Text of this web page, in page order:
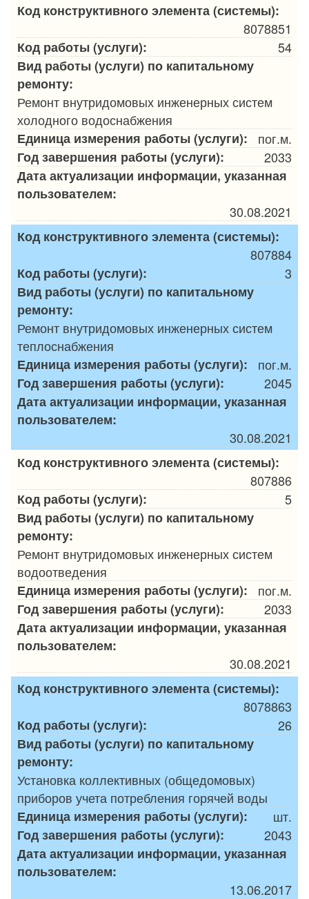
Код конструктивного элемента (системы):
8078851
Код работы (услуги):
54
Вид работы (услуги) по капитальному
ремонту:
Ремонт внутридомовых инженерных систем
холодного водоснабжения
Единица измерения работы (услуги):
пог.м.
Год завершения работы (услуги):
2033
Дата актуализации информации, указанная
пользователем:
30.08.2021
Код конструктивного элемента (системы):
807884
Код работы (услуги):
3
Вид работы (услуги) по капитальному
ремонту:
Ремонт внутридомовых инженерных систем
теплоснабжения
Единица измерения работы (услуги):
пог.м.
Год завершения работы (услуги):
2045
Дата актуализации информации, указанная
пользователем:
30.08.2021
Код конструктивного элемента (системы):
807886
Код работы (услуги):
5
Вид работы (услуги) по капитальному
ремонту:
Ремонт внутридомовых инженерных систем
водоотведения
Единица измерения работы (услуги):
пог.м.
Год завершения работы (услуги):
2033
Дата актуализации информации, указанная
пользователем:
30.08.2021
Код конструктивного элемента (системы):
8078863
Код работы (услуги):
26
Вид работы (услуги) по капитальному
ремонту:
Установка коллективных (общедомовых)
приборов учета потребления горячей воды
Единица измерения работы (услуги):
шт.
Год завершения работы (услуги):
2043
Дата актуализации информации, указанная
пользователем:
13.06.2017